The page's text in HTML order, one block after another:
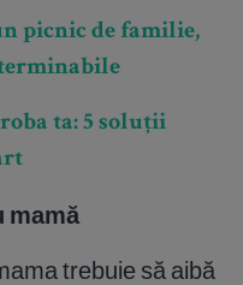
picnic de familie,
ta: 5 soluții
mamă
trebuie să aibă